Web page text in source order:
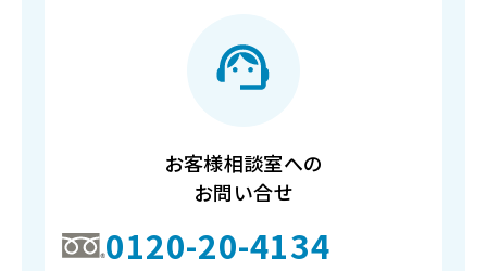
お客様相談室への
お問い合せ
0120-20-4134